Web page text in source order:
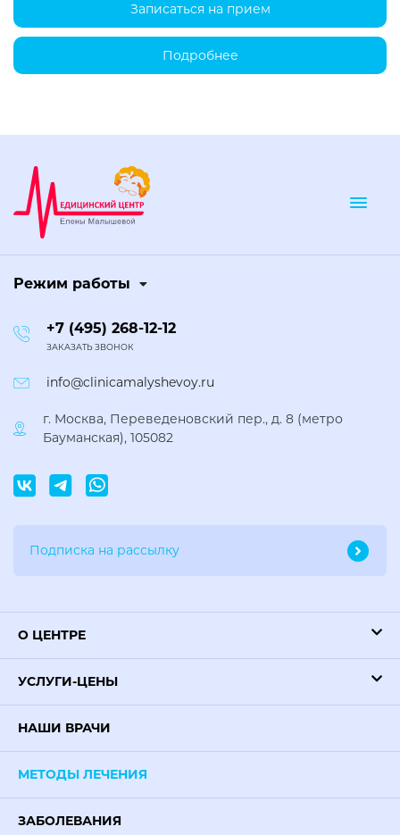
Записаться на прием
Подробнее
Режим работы
+7 (495) 268-12-12
ЗАКАЗАТЬ ЗВОНОК
info@clinicamalyshevoy.ru
г. Москва, Переведеновский пер., д. 8 (метро
Бауманская), 105082
О ЦЕНТРЕ
УСЛУГИ-ЦЕНЫ
НАШИ ВРАЧИ
МЕТОДЫ ЛЕЧЕНИЯ
ЗАБОЛЕВАНИЯ